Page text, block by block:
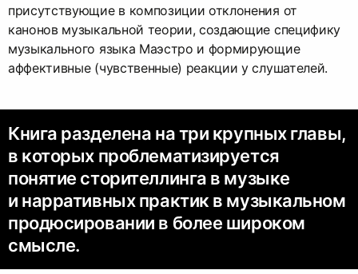
присутствующие в композиции отклонения от
канонов музыкальной теории, создающие специфику
музыкального языка Маэстро и формирующие
аффективные (чувственные) реакции у слушателей.
Книга разделена на три крупных главы,
в которых проблематизируется
понятие сторителлинга в музыке
и нарративных практик в музыкальном
продюсировании в более широком
смысле.